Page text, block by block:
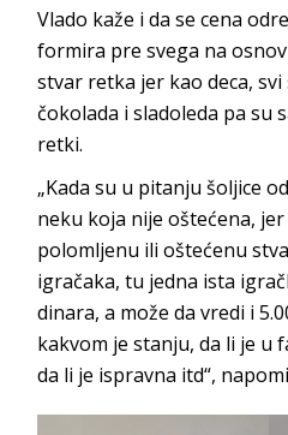
Vlado kaže i da se cena
formira pre svega na
stvar retka jer kao deca,
čokolada i sladoleda pa su
retki.
„Kada su u pitanju šoljice
neku koja nije oštećena,
polomljenu ili oštećenu
igračaka, tu jedna ista
dinara, a može da vredi i
kakvom je stanju, da li je u
da li je ispravna itd“,